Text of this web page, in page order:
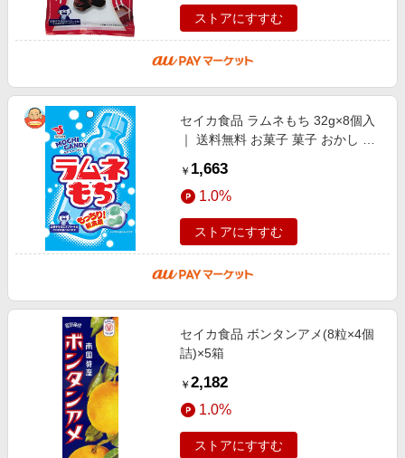
ストアにすすむ
セイカ食品 ラムネもち 32g×8個入
｜ 送料無料 お菓子 菓子 おかし も
￥ 1,663
1.0%
ストアにすすむ
セイカ食品 ボンタンアメ(8粒×4個
詰)×5箱
￥ 2,182
1.0%
ストアにすすむ